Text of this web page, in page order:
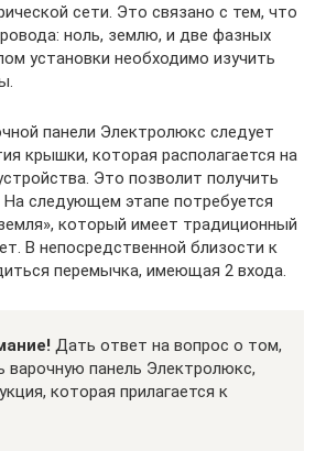
сети. Это связано с тем, что
ноль, землю, и две фазных
установки необходимо изучить
панели Электролюкс следует
крышки, которая располагается на
Это позволит получить
следующем этапе потребуется
который имеет традиционный
В непосредственной близости к
перемычка, имеющая 2 входа.
Дать ответ на вопрос о том,
варочную панель Электролюкс,
которая прилагается к